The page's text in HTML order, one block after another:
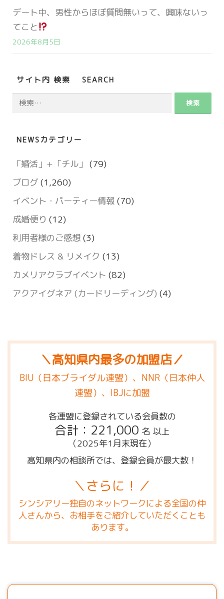
デート中、男性からほぼ質問無いって、興味ないっ
てこと
2026年8月5日
サイト内 検索 SEARCH
検
NEWSカテゴリー
「婚活」+「チル」 (79)
ブログ (1,260)
イベント・パーティー情報 (70)
成婚便り (12)
利用者様のご感想 (3)
着物ドレス & リメイク (13)
カメリアクラブイベント (82)
アクアイグネア (カードリーディング) (4)
＼高知県内最多の加盟店／
BIU（日本ブライダル連盟）、NNR（日本仲人
連盟）、IBJに加盟
各連盟に登録されている会員数の
合計：221,000 名 以上
（2025年1月末現在）
高知県内の相談所では、登録会員が最大数！
＼さらに！／
シンシアリー独自のネットワークによる全国の仲
人さんから、お相手をご紹介していただくことも
あります。